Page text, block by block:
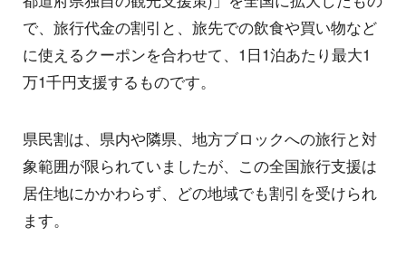
で、旅行代金の割引と、旅先での飲食や買い物など
に使えるクーポンを合わせて、1日1泊あたり最大1
万1千円支援するものです。
県民割は、県内や隣県、地方ブロックへの旅行と対
象範囲が限られていましたが、この全国旅行支援は
居住地にかかわらず、どの地域でも割引を受けられ
ます。